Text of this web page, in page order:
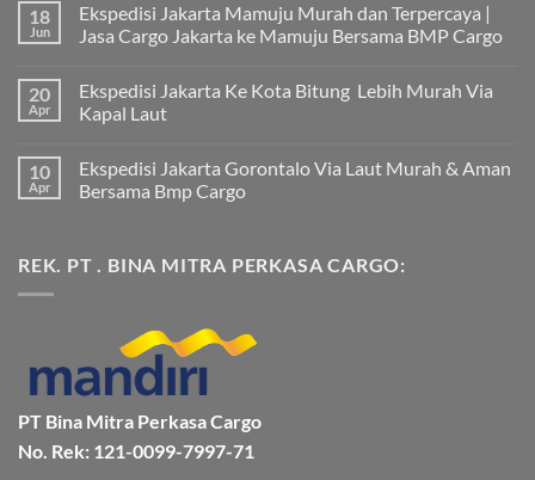
18
Jun
Ekspedisi Jakarta Mamuju Murah dan Terpercaya |
Jasa Cargo Jakarta ke Mamuju Bersama BMP Cargo
komentar
pada
Ekspedisi
Murah
dan
Terpercaya
Jakarta
ke
20
Apr
Ekspedisi Jakarta Ke Kota Bitung Lebih Murah Via
Kapal Laut
komentar
pada
Ekspedisi
Bitung
Lebih
10
Apr
Ekspedisi Jakarta Gorontalo Via Laut Murah & Aman
Bersama Bmp Cargo
pada
Ekspedisi
&
Aman
Bersama
Bmp
Cargo
REK. PT . BINA MITRA PERKASA CARGO:
PT Bina Mitra Perkasa Cargo
No. Rek: 121-0099-7997-71